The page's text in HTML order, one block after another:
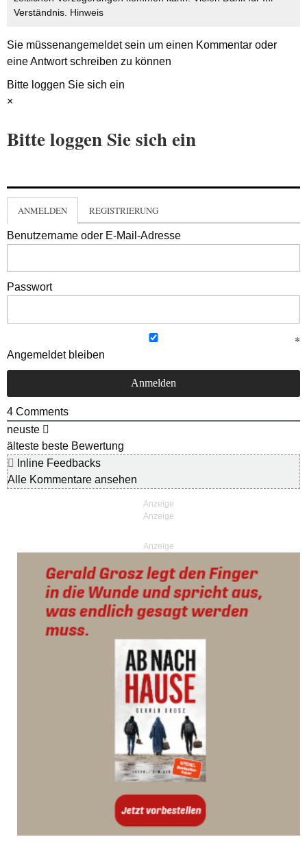
Verständnis. Hinweis
Sie müssenangemeldetsein um einen Kommentar oder
eine Antwort schreiben zu können
Bitte loggen Sie sich ein
×
Bitte loggen Sie sich ein
ANMELDEN REGISTRIERUNG
Benutzername oder E-Mail-Adresse
Passwort
Angemeldet bleiben
4 Comments
neuste
älteste beste Bewertung
Inline Feedbacks
Alle Kommentare ansehen
Anzeige